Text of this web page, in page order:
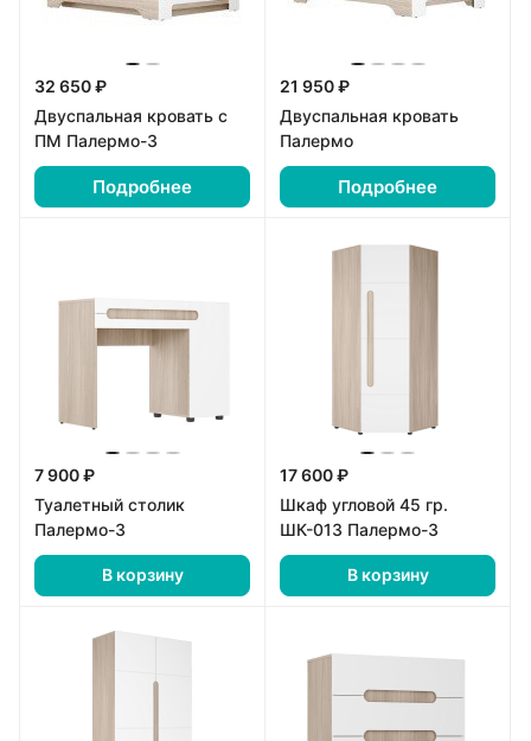
32 650 ₽
Двуспальная кровать с
ПМ Палермо-3
Подробнее
21 950 ₽
Двуспальная кровать
Палермо
Подробнее
7 900 ₽
Туалетный столик
Палермо-3
В корзину
17 600 ₽
Шкаф угловой 45 гр.
ШК-013 Палермо-3
В корзину